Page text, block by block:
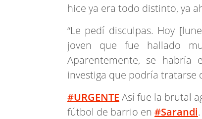
hice ya era todo distinto, ya
“Le pedí disculpas. Hoy
joven que fue hallado
Aparentemente, se habría
investiga que podría tratarse
#URGENTE Así fue la brutal
fútbol de barrio en #Sarandi